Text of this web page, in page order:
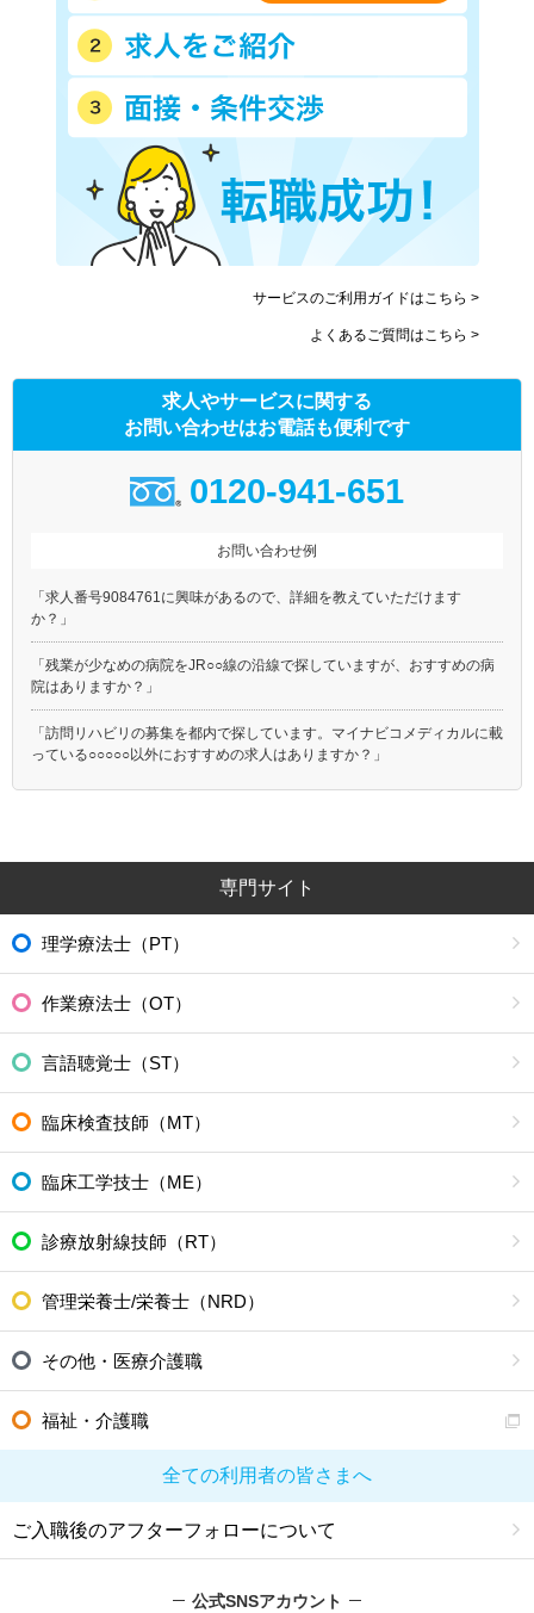
サービスのご利用ガイドはこちら >
よくあるご質問はこちら >
求人やサービスに関する
お問い合わせはお電話も便利です
0120-941-651
お問い合わせ例
「求人番号9084761に興味があるので、詳細を教えていただけます
か？」
「残業が少なめの病院をJR○○線の沿線で探していますが、おすすめの病
院はありますか？」
「訪問リハビリの募集を都内で探しています。マイナビコメディカルに載
っている○○○○○以外におすすめの求人はありますか？」
専門サイト
理学療法士（PT）
作業療法士（OT）
言語聴覚士（ST）
臨床検査技師（MT）
臨床工学技士（ME）
診療放射線技師（RT）
管理栄養士/栄養士（NRD）
その他・医療介護職
福祉・介護職
全ての利用者の皆さまへ
ご入職後のアフターフォローについて
公式SNSアカウント